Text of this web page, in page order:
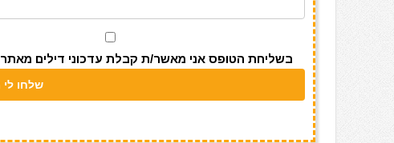
k
בשליחת הטופס אני מאשר/ת קבלת עדכוני דילים מאתר Newtools